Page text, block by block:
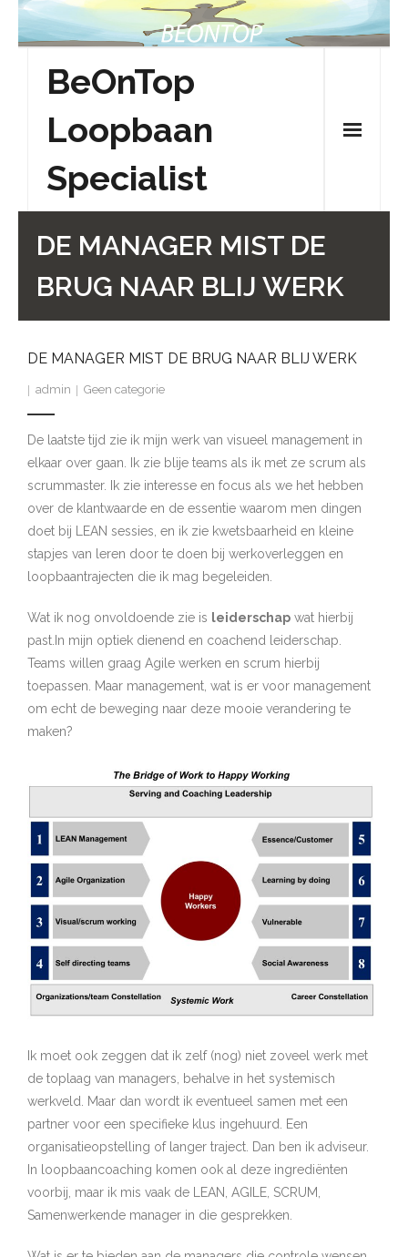
Skip
to
BeOnTop
Loopbaan
Specialist
DE MANAGER MIST DE
BRUG NAAR BLIJ WERK
DE MANAGER MIST DE BRUG NAAR BLIJ WERK
admin Geen categorie
De laatste tijd zie ik mijn werk van visueel management in
elkaar over gaan. Ik zie blije teams als ik met ze scrum als
scrummaster. Ik zie interesse en focus als we het hebben
over de klantwaarde en de essentie waarom men dingen
doet bij LEAN sessies, en ik zie kwetsbaarheid en kleine
stapjes van leren door te doen bij werkoverleggen en
loopbaantrajecten die ik mag begeleiden.
Wat ik nog onvoldoende zie is leiderschap wat hierbij
past.In mijn optiek dienend en coachend leiderschap.
Teams willen graag Agile werken en scrum hierbij
toepassen. Maar management, wat is er voor management
om echt de beweging naar deze mooie verandering te
maken?
Ik moet ook zeggen dat ik zelf (nog) niet zoveel werk met
de toplaag van managers, behalve in het systemisch
werkveld. Maar dan wordt ik eventueel samen met een
partner voor een specifieke klus ingehuurd. Een
organisatieopstelling of langer traject. Dan ben ik adviseur.
In loopbaancoaching komen ook al deze ingrediënten
voorbij, maar ik mis vaak de LEAN, AGILE, SCRUM,
Samenwerkende manager in die gesprekken.